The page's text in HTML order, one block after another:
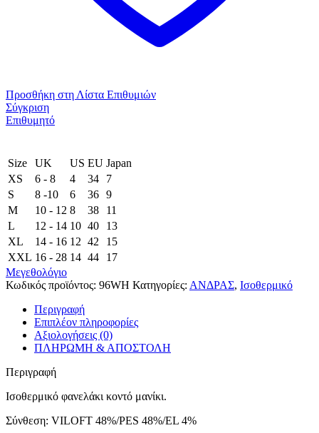
Προσθήκη στη Λίστα Επιθυμιών
Σύγκριση
Επιθυμητό
Size UK US EU Japan
XS
6 - 8 4 34
7
S
8 -10 6 36 9
M
10 - 12 8 38
11
L
12 - 14 10 40
13
XL
14 - 16 12 42
15
XXL 16 - 28 14 44
17
Μεγεθολόγιο
Κωδικός προϊόντος: 96WH Κατηγορίες: ΑΝΔΡΑΣ, Ισοθερμικό
Περιγραφή
Επιπλέον πληροφορίες
Αξιολογήσεις (0)
ΠΛΗΡΩΜΗ & ΑΠΟΣΤΟΛΗ
Περιγραφή
Ισοθερμικό φανελάκι κοντό μανίκι.
Σύνθεση: VILOFT 48%/PES 48%/EL 4%